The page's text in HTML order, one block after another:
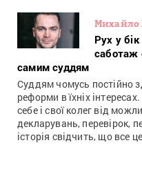
Михайло
Рух у
саботаж
самим суддям
Суддям чомусь постійно
реформи в їхніх
себе і свої колег від
декларувань, перевірок,
історія свідчить, що все